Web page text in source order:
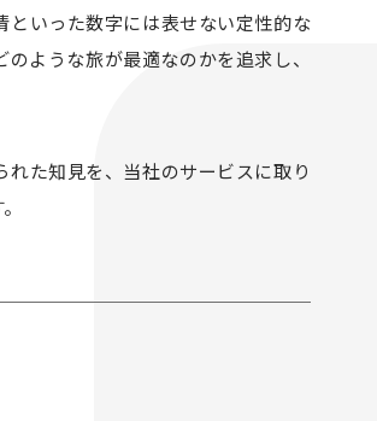
いった数字には表せない定性的な
ような旅が最適なのかを追求し、
た知見を、当社のサービスに取り